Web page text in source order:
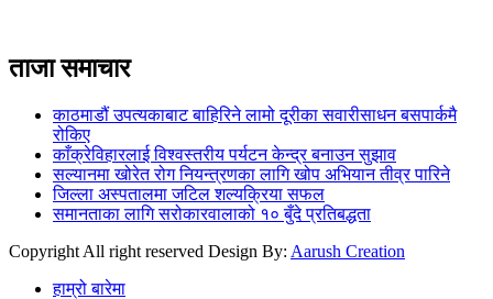
ताजा समाचार
काठमाडौं उपत्यकाबाट बाहिरिने लामो दूरीका सवारीसाधन बसपार्कमै
रोकिए
काँक्रेविहारलाई विश्वस्तरीय पर्यटन केन्द्र बनाउन सुझाव
सल्यानमा खोरेत रोग नियन्त्रणका लागि खोप अभियान तीव्र पारिने
जिल्ला अस्पतालमा जटिल शल्यक्रिया सफल
समानताका लागि सरोकारवालाको १० बुँदे प्रतिबद्धता
Copyright All right reserved Design By: Aarush Creation
हाम्रो बारेमा